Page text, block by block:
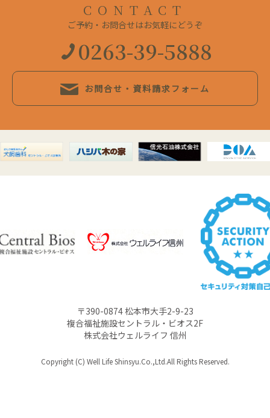
CONTACT
ご予約・お問合せはお気軽にどうぞ
0263-39-5888
お問合せ・資料請求フォーム
〒390-0874 松本市大手2-9-23
複合福祉施設セントラル・ビオス2F
株式会社ウェルライフ 信州
Copyright (C) Well Life Shinsyu.Co.,Ltd.All Rights Reserved.